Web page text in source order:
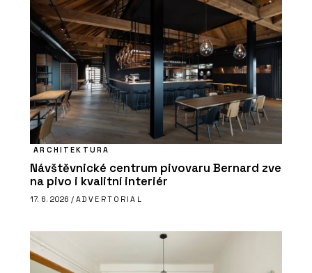
ARCHITEKTURA
Návštěvnické centrum pivovaru Bernard zve
na pivo i kvalitní interiér
17. 6. 2026 / ADVERTORIAL